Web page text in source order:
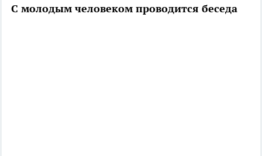
С молодым человеком проводится беседа